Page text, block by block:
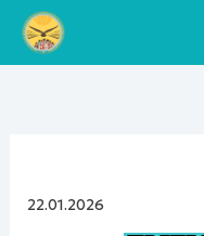
Перейти
22.01.2026